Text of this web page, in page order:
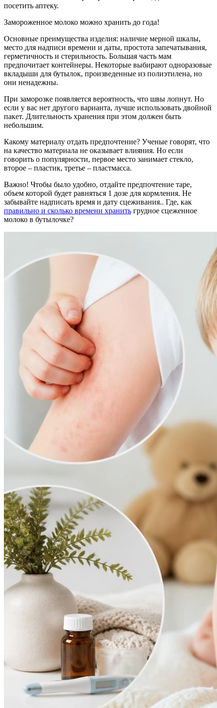
посетить аптеку.
Замороженное молоко можно хранить до года!
Основные преимущества изделия: наличие мерной шкалы,
место для надписи времени и даты, простота запечатывания,
герметичность и стерильность. Большая часть мам
предпочитает контейнеры. Некоторые выбирают одноразовые
вкладыши для бутылок, произведенные из полиэтилена, но
они ненадежны.
При заморозке появляется вероятность, что швы лопнут. Но
если у вас нет другого варианта, лучше использовать двойной
пакет. Длительность хранения при этом должен быть
небольшим.
Какому материалу отдать предпочтение? Ученые говорят, что
на качество материала не оказывает влияния. Но если
говорить о популярности, первое место занимает стекло,
второе – пластик, третье – пластмасса.
Важно! Чтобы было удобно, отдайте предпочтение таре,
объем которой будет равняться 1 дозе для кормления. Не
забывайте надписать время и дату сцеживания.. Где, как
правильно и сколько времени хранить грудное сцеженное
молоко в бутылочке?